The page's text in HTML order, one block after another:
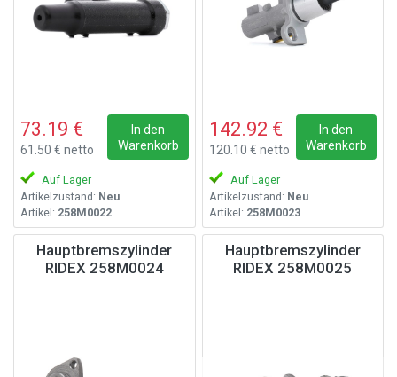
73.19 €
61.50 € netto
In den
Warenkorb
Auf Lager
Artikelzustand: Neu
Artikel: 258M0022
142.92 €
120.10 € netto
In den
Warenkorb
Auf Lager
Artikelzustand: Neu
Artikel: 258M0023
Hauptbremszylinder
RIDEX 258M0024
Hauptbremszylinder
RIDEX 258M0025